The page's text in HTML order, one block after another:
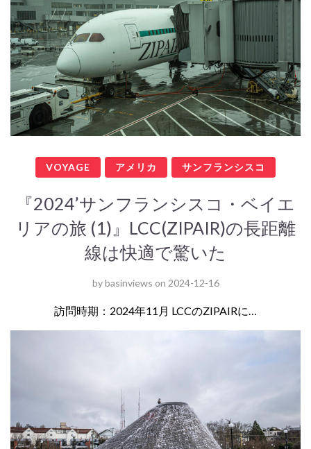
VOYAGE アメリカ サンフランシスコ
『2024’サンフランシスコ・ベイエ
リアの旅 (1)』LCC(ZIPAIR)の長距離
線は快適で驚いた
bybasinviews on 2024-12-16
訪問時期：2024年11月 LCCのZIPAIRに…